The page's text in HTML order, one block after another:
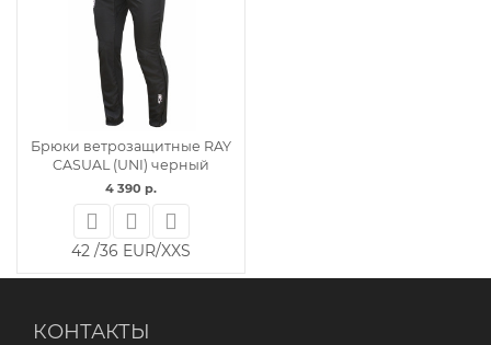
Брюки ветрозащитные RAY
CASUAL (UNI) черный
4 390 р.
42 /36 EUR/XXS
КОНТАКТЫ